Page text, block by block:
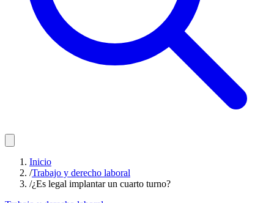
Inicio
/Trabajo y derecho laboral
/¿Es legal implantar un cuarto turno?